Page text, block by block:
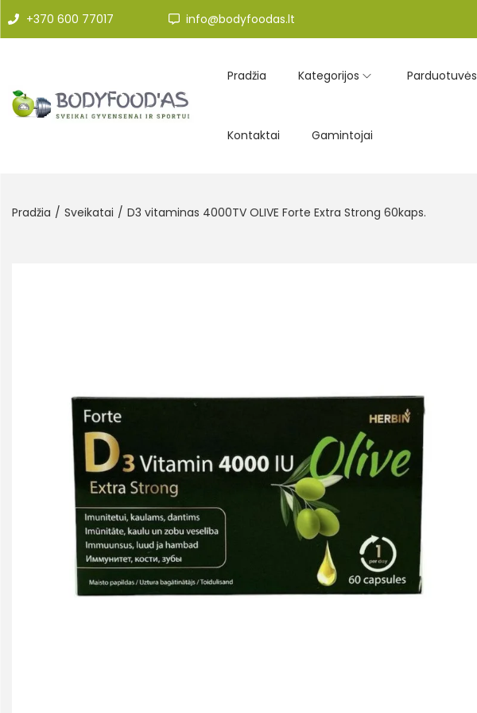
+370 600 77017 info@bodyfoodas.lt
Pradžia Kategorijos Parduotuvės
Kontaktai Gamintojai
Pradžia / Sveikatai / D3 vitaminas 4000TV OLIVE Forte Extra Strong 60kaps.